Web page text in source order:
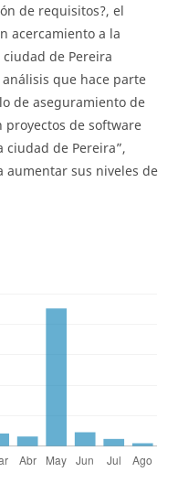
de requisitos?, el
acercamiento a la
de Pereira
que hace parte
de aseguramiento de
de software
ciudad de Pereira”,
aumentar sus niveles de